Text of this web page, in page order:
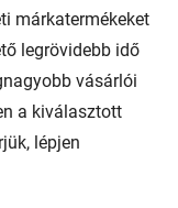
márkatermékeket
legrövidebb idő
vásárlói
a kiválasztott
lépjen